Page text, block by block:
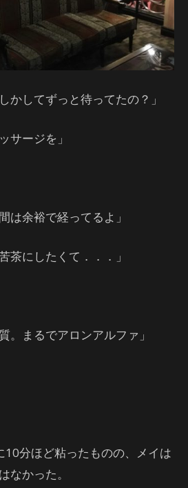
かしてずっと待ってたの？」
サージを」
は余裕で経ってるよ」
茶にしたくて．．．」
。まるでアロンアルファ」
10分ほど粘ったものの、メイは
なかった。